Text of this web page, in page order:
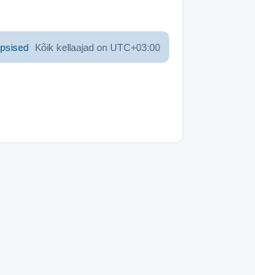
Kõik kellaajad on UTC+03:00